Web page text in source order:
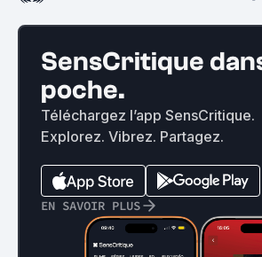
SensCritique
poche.
Téléchargez l’app SensCritique.
Explorez. Vibrez. Partagez.
EN SAVOIR PLUS